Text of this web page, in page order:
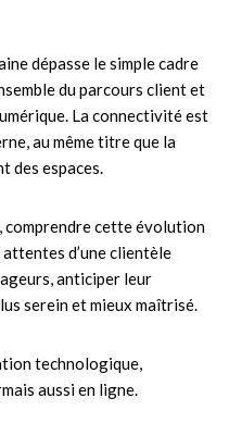
dépasse le simple cadre
du parcours client et
La connectivité est
au même titre que la
des espaces.
comprendre cette évolution
d’une clientèle
anticiper leur
serein et mieux maîtrisé.
technologique,
aussi en ligne.